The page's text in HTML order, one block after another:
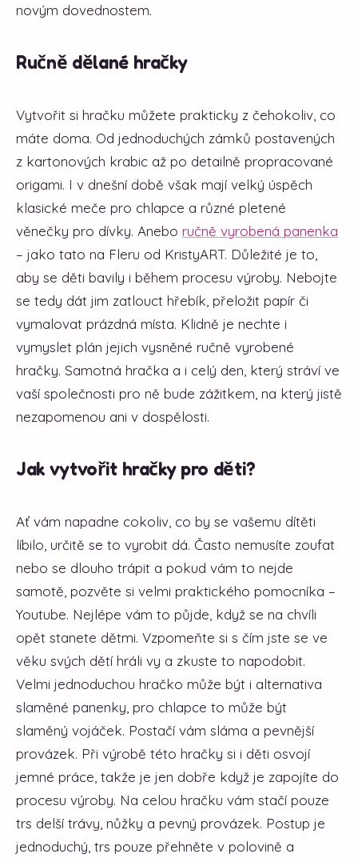
novým dovednostem.
Ručně dělané hračky
Vytvořit si hračku můžete prakticky z čehokoliv, co
máte doma. Od jednoduchých zámků postavených
z kartonových krabic až po detailně propracované
origami. I v dnešní době však mají velký úspěch
klasické meče pro chlapce a různé pletené
věnečky pro dívky. Anebo ručně vyrobená panenka
– jako tato na Fleru od KristyART. Důležité je to,
aby se děti bavily i během procesu výroby. Nebojte
se tedy dát jim zatlouct hřebík, přeložit papír či
vymalovat prázdná místa. Klidně je nechte i
vymyslet plán jejich vysněné ručně vyrobené
hračky. Samotná hračka a i celý den, který stráví ve
vaší společnosti pro ně bude zážitkem, na který jistě
nezapomenou ani v dospělosti.
Jak vytvořit hračky pro děti?
Ať vám napadne cokoliv, co by se vašemu dítěti
líbilo, určitě se to vyrobit dá. Často nemusíte zoufat
nebo se dlouho trápit a pokud vám to nejde
samotě, pozvěte si velmi praktického pomocníka –
Youtube. Nejlépe vám to půjde, když se na chvíli
opět stanete dětmi. Vzpomeňte si s čím jste se ve
věku svých dětí hráli vy a zkuste to napodobit.
Velmi jednoduchou hračko může být i alternativa
slaměné panenky, pro chlapce to může být
slaměný vojáček. Postačí vám sláma a pevnější
provázek. Při výrobě této hračky si i děti osvojí
jemné práce, takže je jen dobře když je zapojíte do
procesu výroby. Na celou hračku vám stačí pouze
trs delší trávy, nůžky a pevný provázek. Postup je
jednoduchý, trs pouze přehněte v polovině a